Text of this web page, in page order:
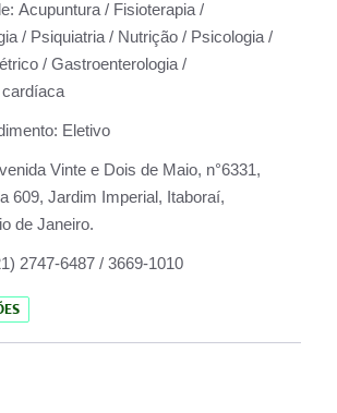
Acupuntura / Fisioterapia /
/ Psiquiatria / Nutrição / Psicologia /
/ Gastroenterologia /
cardíaca
Eletivo
Vinte e Dois de Maio, n°6331,
609, Jardim Imperial, Itaboraí,
de Janeiro.
2747-6487 / 3669-1010